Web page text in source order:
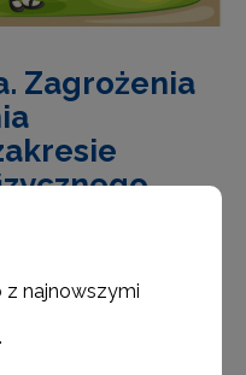
Zagrożenia
został
szkoła.
profilaktyczne
z najnowszymi